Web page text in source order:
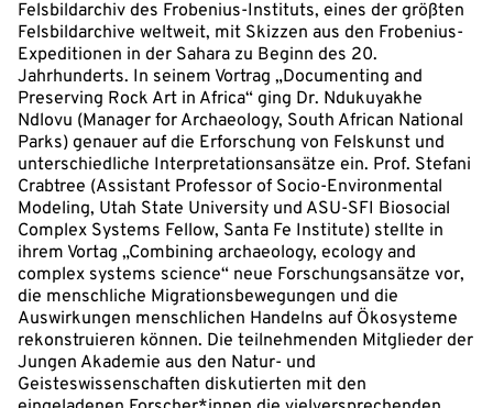
Felsbildarchiv des Frobenius-Instituts, eines der größten
Felsbildarchive weltweit, mit Skizzen aus den Frobenius-
Expeditionen in der Sahara zu Beginn des 20.
Jahrhunderts. In seinem Vortrag „Documenting and
Preserving Rock Art in Africa“ ging Dr. Ndukuyakhe
Ndlovu (Manager for Archaeology, South African National
Parks) genauer auf die Erforschung von Felskunst und
unterschiedliche Interpretationsansätze ein. Prof. Stefani
Crabtree (Assistant Professor of Socio-Environmental
Modeling, Utah State University und ASU-SFI Biosocial
Complex Systems Fellow, Santa Fe Institute) stellte in
ihrem Vortag „Combining archaeology, ecology and
complex systems science“ neue Forschungsansätze vor,
die menschliche Migrationsbewegungen und die
Auswirkungen menschlichen Handelns auf Ökosysteme
rekonstruieren können. Die teilnehmenden Mitglieder der
Jungen Akademie aus den Natur- und
Geisteswissenschaften diskutierten mit den